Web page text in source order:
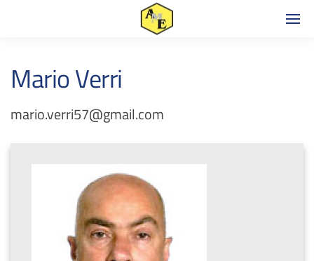
Mario Verri
mario.verri57@gmail.com